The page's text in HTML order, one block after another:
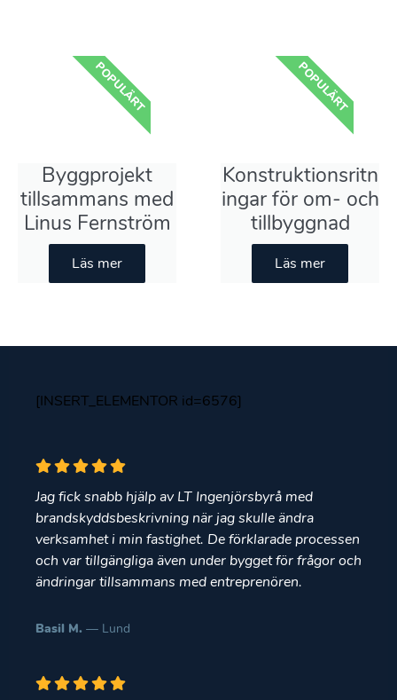
Byggprojekt
tillsammans med
Linus Fernström
Läs mer
POPULÄRT
Konstruktionsritn
ingar för om- och
tillbyggnad
Läs mer
POPULÄRT
[INSERT_ELEMENTOR id=6576]
Jag fick snabb hjälp av LT Ingenjörsbyrå med
brandskyddsbeskrivning när jag skulle ändra
verksamhet i min fastighet. De förklarade processen
och var tillgängliga även under bygget för frågor och
ändringar tillsammans med entreprenören.
Basil M. — Lund